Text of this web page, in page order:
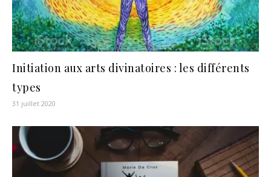
Initiation aux arts divinatoires : les différents
types
31 juillet 2020